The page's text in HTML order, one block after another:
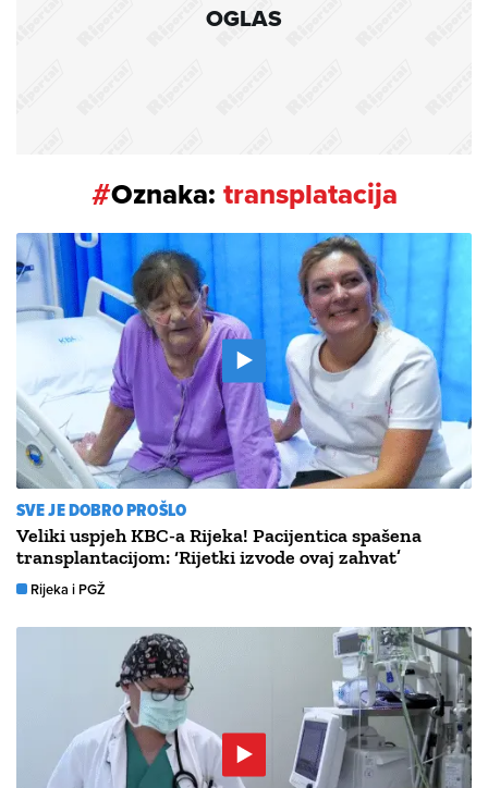
OGLAS
#Oznaka: transplatacija
SVE JE DOBRO PROŠLO
Veliki uspjeh KBC-a Rijeka! Pacijentica spašena
transplantacijom: ‘Rijetki izvode ovaj zahvat’
Rijeka i PGŽ